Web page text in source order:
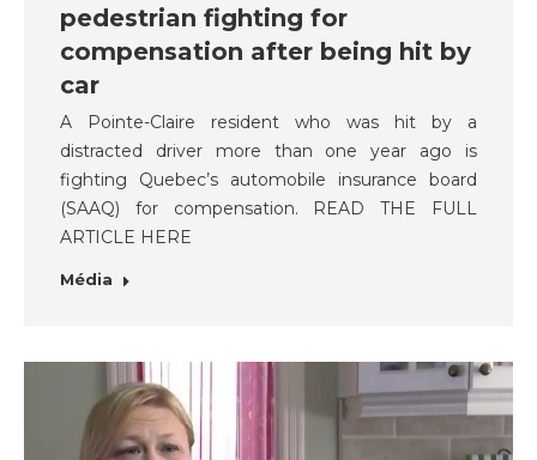
pedestrian fighting for
compensation after being hit by
car
A Pointe-Claire resident who was hit by a
distracted driver more than one year ago is
fighting Quebec’s automobile insurance board
(SAAQ) for compensation. READ THE FULL
ARTICLE HERE
Média